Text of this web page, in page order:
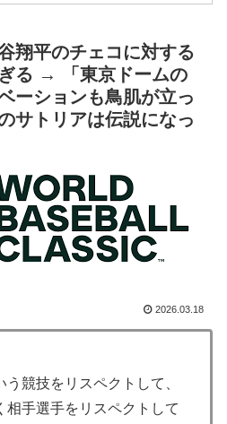
本が買収したUSスチール驚異
喜び
高いんだ！」 英高級紙も驚愕
姿に世界が衝撃
スコ”のディアスが地雷すぎる件
まともな契約がない…」
気高いんだ！」 英高級紙も驚愕
の姿に世界が衝撃
」冨安健洋、パレス移籍当日にデ
ックも披露で現地サポが気づく..
「Googleを作った男」ディー
へ舵を切る【海外の反応・解
は日本がうらやましいと感じる
翔平のチェコに対する
る → 「東京ドームの
ーションも鳥肌が立っ
サトリアは伝説になっ
2026.03.18
競技をリスペクトして、
相手選手をリスペクトして